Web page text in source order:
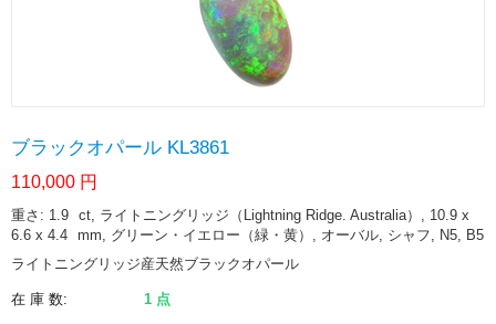
ブラックオパール KL3861
110,000 円
重さ: 1.9 ct, ライトニングリッジ（Lightning Ridge. Australia）, 10.9 x
6.6 x 4.4 mm, グリーン・イエロー（緑・黄）, オーバル, シャフ, N5, B5
ライトニングリッジ産天然ブラックオパール
在 庫 数: 1 点